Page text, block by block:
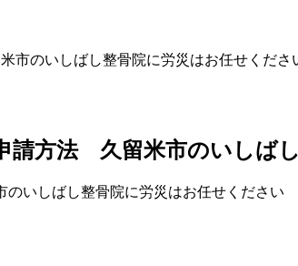
のいしばし整骨院に労災はお任せくださ
方法 久留米市のいしば